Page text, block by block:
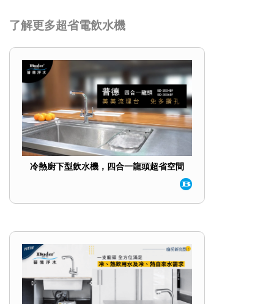
了解更多超省電飲水機
冷熱廚下型飲水機，四合一龍頭超省空間